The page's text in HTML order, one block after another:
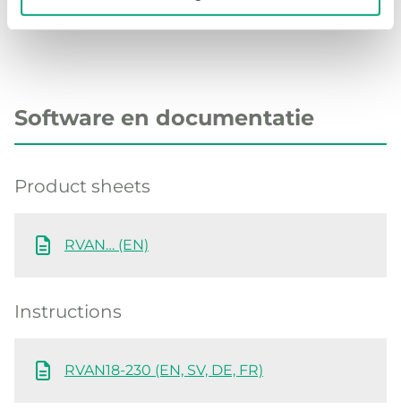
Software en documentatie
Product sheets
RVAN… (EN)
Instructions
RVAN18-230 (EN, SV, DE, FR)